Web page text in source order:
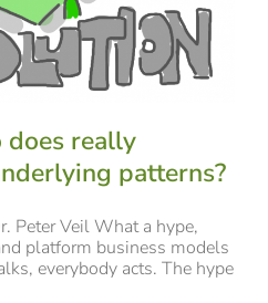
really
patterns?
Peter Veil What a hype,
platform business models
everybody acts. The hype